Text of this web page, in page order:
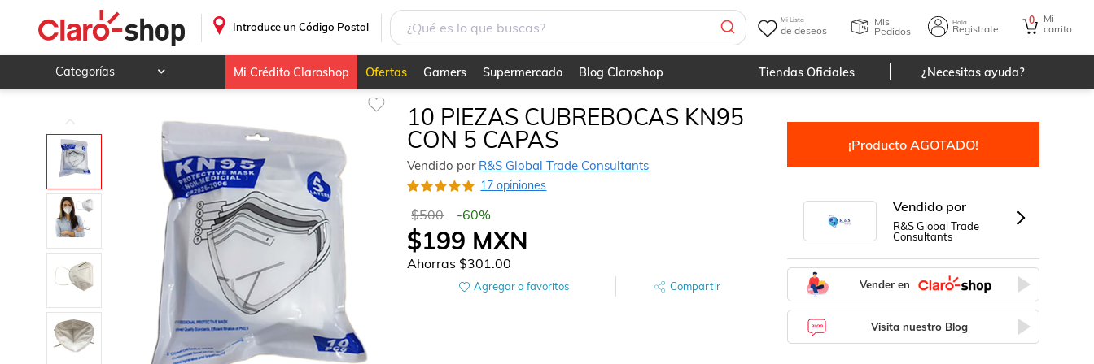
Introduce un Código Postal
Mi Lista
de deseos
Mis
Pedidos
Hola
Registrate
0
Mi
carrito
Categorías
Videojuegos
Hogar y jardín
Deportes y ocio
Animales y mascotas
Ferretería y autos
Ropa, calzado y accesorios
Mamá y bebé
Salud, belleza y cuidado personal
Joyería y relojes
Juegos y juguetes
Mi Crédito Claroshop Ofertas Gamers Supermercado Blog Claroshop Tiendas Oficiales ¿Necesitas ayuda?
10 PIEZAS CUBREBOCAS KN95
CON 5 CAPAS
Vendido por R&S Global Trade Consultants
17 opiniones
$500 -60%
$199 MXN
Ahorras$301.00
Agregar a favoritos Compartir
¡Producto AGOTADO!
Vendido por
R&S Global Trade
Consultants
Vender en
Visita nuestro Blog
10 PIEZAS CUBREBOCAS KN95 CON 5 CAPAS